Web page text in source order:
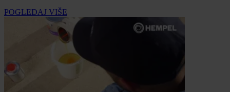
POGLEDAJ VIŠE